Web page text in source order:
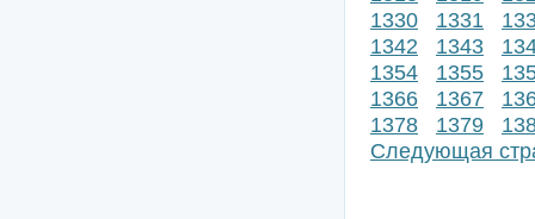
1330
1331
1342
1343
1354
1355
1366
1367
1378
1379
Следующая